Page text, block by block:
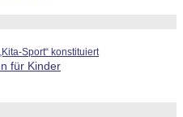
Sport“ konstituiert
für Kinder